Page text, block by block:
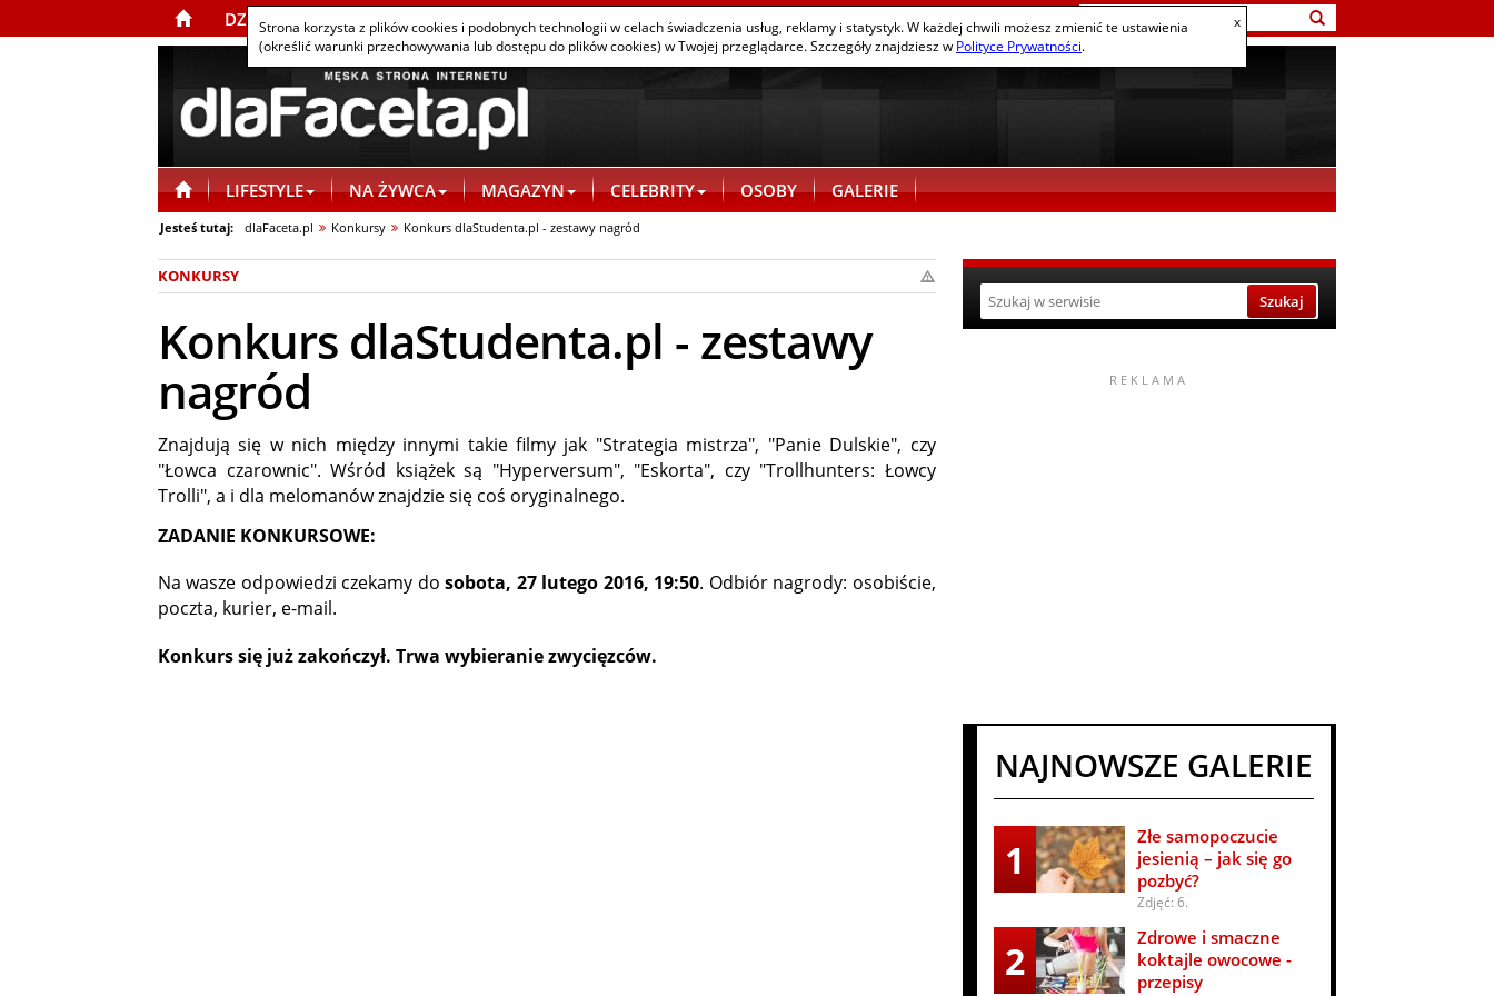
Strona korzysta z plików cookies i podobnych technologii w celach świadczenia usług, reklamy i statystyk. W każdej chwili możesz zmienić te ustawienia
(określić warunki przechowywania lub dostępu do plików cookies) w Twojej przeglądarce. Szczegóły znajdziesz w Polityce Prywatności.
x
DZIAŁY PORTALU REKLAMA KONTAKT
LIFESTYLE NA ŻYWCA MAGAZYN CELEBRITY OSOBY GALERIE
Jesteś tutaj: dlaFaceta.pl Konkursy Konkurs dlaStudenta.pl - zestawy nagród
KONKURSY
Konkurs dlaStudenta.pl - zestawy
nagród
Znajdują się w nich między innymi takie filmy jak "Strategia mistrza", "Panie Dulskie", czy
"Łowca czarownic". Wśród książek są "Hyperversum", "Eskorta", czy "Trollhunters: Łowcy
Trolli", a i dla melomanów znajdzie się coś oryginalnego.
ZADANIE KONKURSOWE:
Na wasze odpowiedzi czekamy dosobota, 27 lutego 2016, 19:50. Odbiór nagrody: osobiście,
poczta, kurier, e-mail.
Konkurs się już zakończył. Trwa wybieranie zwycięzców.
NAJNOWSZE GALERIE
1
Złe samopoczucie
jesienią – jak się go
pozbyć?
Zdjęć: 6.
2
Zdrowe i smaczne
koktajle owocowe -
przepisy